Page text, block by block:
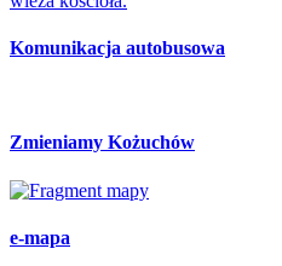
Komunikacja autobusowa
Zmieniamy Kożuchów
e-mapa